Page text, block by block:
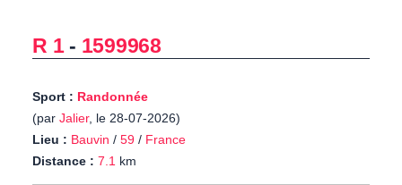
R 1- 1599968
Sport : Randonnée
(par Jalier, le 28-07-2026)
Lieu : Bauvin / 59 / France
Distance : 7.1 km